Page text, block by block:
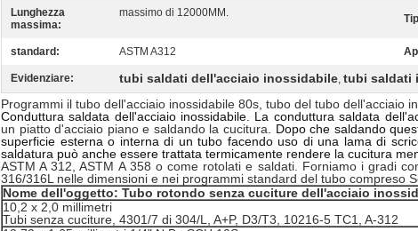
Lunghezza
massima:
massimo di 12000MM.
standard: ASTM A312
Evidenziare: tubi saldati dell'acciaio inossidabile, tubi saldati
Programmi il tubo dell'acciaio inossidabile 80s, tubo del tubo dell'acciaio
Conduttura saldata dell'acciaio inossidabile. La conduttura saldata
un piatto d'acciaio piano e saldando la cucitura . Dopo che saldando
superficie esterna o interna di un tubo facendo uso di una lama di
saldatura può anche essere trattata termicamente rendere la cucitura
ASTM A 312, ASTM A 358 o come rotolati e saldati. Forniamo i gradi
316/316L nelle dimensioni e nei programmi standard del tubo compreso
Nome dell'oggetto: Tubo rotondo senza cuciture dell'acciaio
10,2 x 2,0 millimetri
Tubi senza cuciture, 4301/7 di 304/L, A+P, D3/T3, 10216-5 TC1, A-312